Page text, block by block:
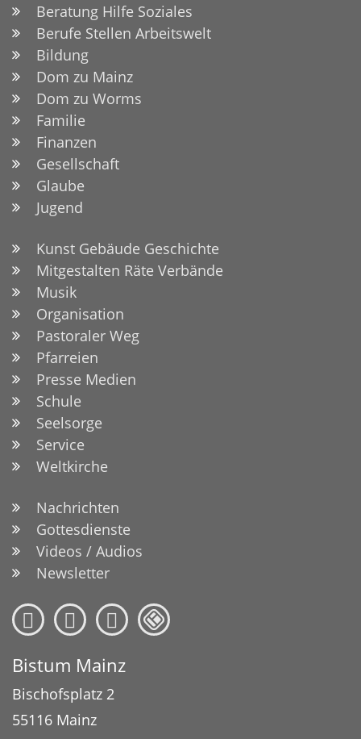
Beratung Hilfe Soziales
Berufe Stellen Arbeitswelt
Bildung
Dom zu Mainz
Dom zu Worms
Familie
Finanzen
Gesellschaft
Glaube
Jugend
Kunst Gebäude Geschichte
Mitgestalten Räte Verbände
Musik
Organisation
Pastoraler Weg
Pfarreien
Presse Medien
Schule
Seelsorge
Service
Weltkirche
Nachrichten
Gottesdienste
Videos / Audios
Newsletter
Bistum Mainz
Bischofsplatz 2
55116 Mainz